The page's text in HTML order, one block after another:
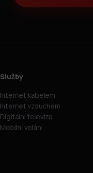
Služby
Internet kabelem
Internet vzduchem
Digitální televize
Mobilní volání